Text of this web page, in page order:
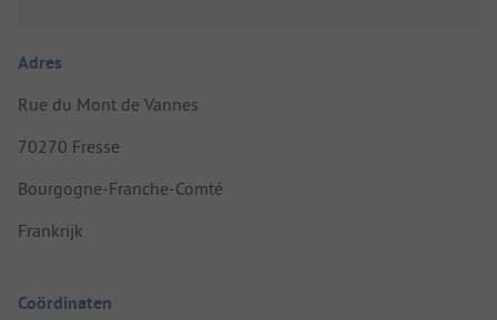
Adres
Rue du Mont de Vannes
70270 Fresse
Bourgogne-Franche-Comté
Frankrijk
Coördinaten